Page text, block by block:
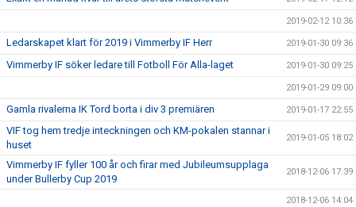
2019-02-12 10:36
Ledarskapet klart för 2019 i Vimmerby IF Herr 2019-01-30 09:36
Vimmerby IF söker ledare till Fotboll För Alla-laget 2019-01-30 09:25
2019-01-29 09:00
Gamla rivalerna IK Tord borta i div 3 premiären 2019-01-17 22:55
VIF tog hem tredje inteckningen och KM-pokalen stannar i
huset
2019-01-05 18:02
Vimmerby IF fyller 100 år och firar med Jubileumsupplaga
under Bullerby Cup 2019
2018-12-06 17:39
2018-12-06 14:04